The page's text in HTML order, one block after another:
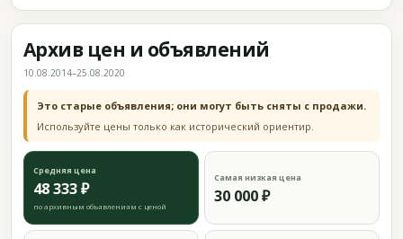
Архив цен и объявлений
10.08.2014–25.08.2020
Это старые объявления; они могут быть сняты с продажи.
Используйте цены только как исторический ориентир.
Средняя цена
48 333 ₽
по архивным объявлениям с ценой
Самая низкая цена
30 000 ₽